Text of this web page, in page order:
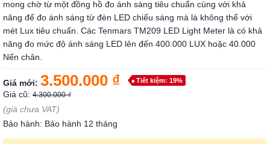
mong chờ từ một đồng hồ đo ánh sáng tiêu chuẩn cùng với khả
năng để đo ánh sáng từ đèn LED chiếu sáng mà là không thể với
mét Lux tiêu chuẩn. Các Tenmars TM209 LED Light Meter là có khả
năng đo mức độ ánh sáng LED lên đến 400.000 LUX hoặc 40.000
Nến chân.
Giá mới: 3.500.000 ₫ Tiết kiệm: 19%
Giá cũ: 4.300.000 ₫
(giá chưa VAT)
Bảo hành: Bảo hành 12 tháng